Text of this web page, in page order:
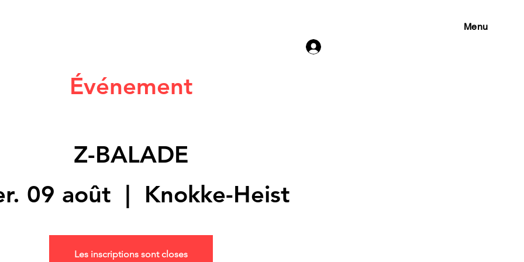
Menu
Événement
Z-BALADE
09 août
  |
Knokke-Heist
Les inscriptions sont closes